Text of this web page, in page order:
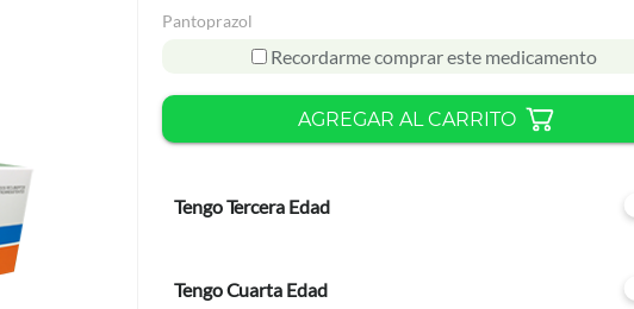
Pantoprazol
Recordarme comprar este medicamento
AGREGAR AL CARRITO
Tengo Tercera Edad
Tengo Cuarta Edad